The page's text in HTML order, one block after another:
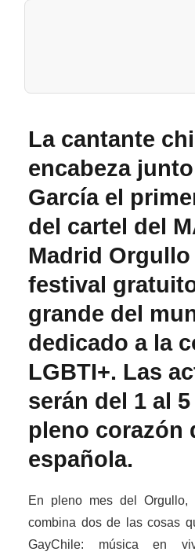
La cantante
encabeza
García el
del cartel del
Madrid Orgullo
festival
grande del
dedicado a la
LGBTI+. Las
serán del 1 al
pleno corazón
española.
En pleno mes del
combina dos de las cosas
GayChile: música en